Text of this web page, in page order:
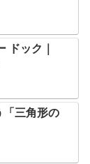
ドック｜
「三角形の